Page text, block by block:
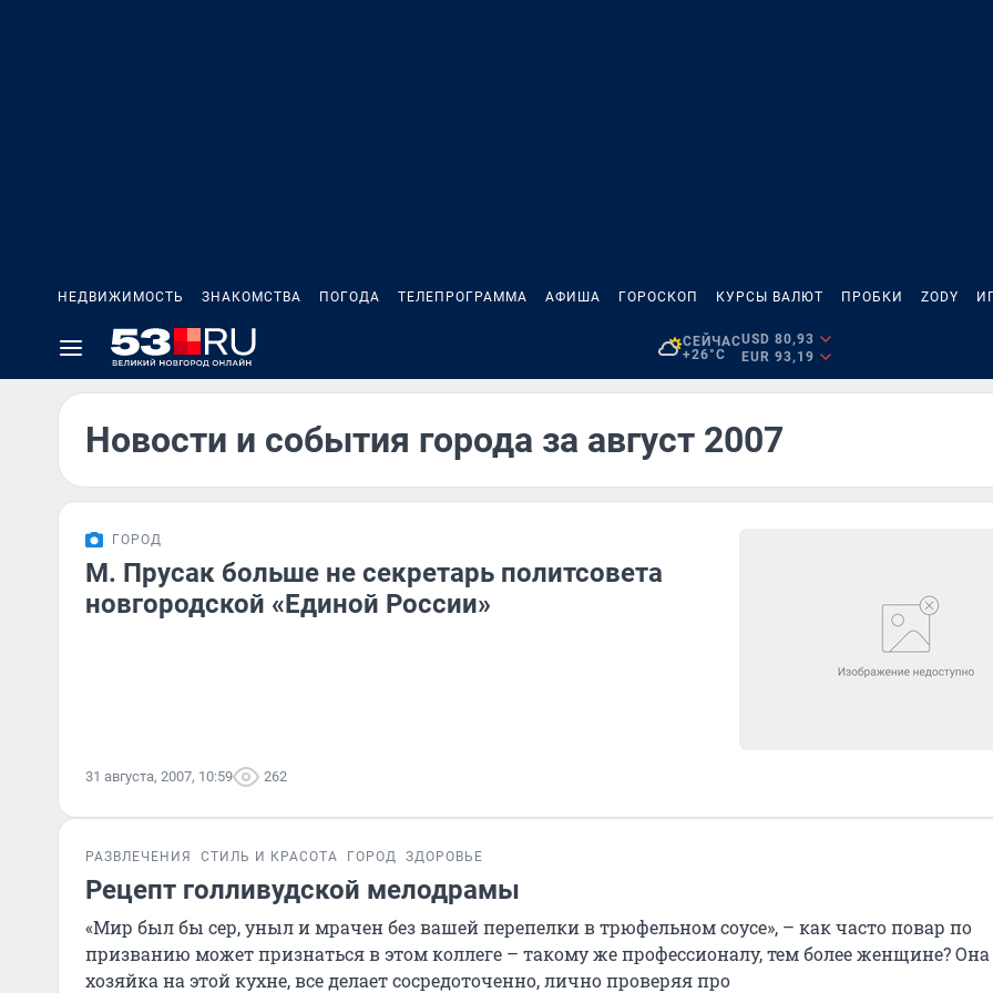
НЕДВИЖИМОСТЬ ЗНАКОМСТВА ПОГОДА ТЕЛЕПРОГРАММА АФИША ГОРОСКОП КУРСЫ ВАЛЮТ ПРОБКИ ZODY
СЕЙЧАС
+26°C
USD 80,93
EUR 93,19
Новости и события города за август 2007
ГОРОД
М. Прусак больше не секретарь политсовета
новгородской «Единой России»
31 августа, 2007, 10:59 262
РАЗВЛЕЧЕНИЯ СТИЛЬ И КРАСОТА ГОРОД ЗДОРОВЬЕ
Рецепт голливудской мелодрамы
«Мир был бы сер, уныл и мрачен без вашей перепелки в трюфельном соусе», – как часто повар по
призванию может признаться в этом коллеге – такому же профессионалу, тем более женщине?
хозяйка на этой кухне, все делает сосредоточенно, лично проверяя про